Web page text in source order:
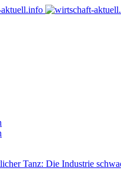
Tanz: Die Industrie